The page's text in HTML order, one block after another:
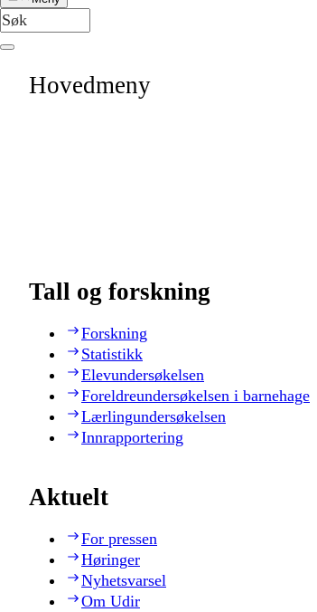
Hovedmeny
Tall og forskning
Forskning
Statistikk
Elevundersøkelsen
Foreldreundersøkelsen i barnehage
Lærlingundersøkelsen
Innrapportering
Aktuelt
For pressen
Høringer
Nyhetsvarsel
Om Udir